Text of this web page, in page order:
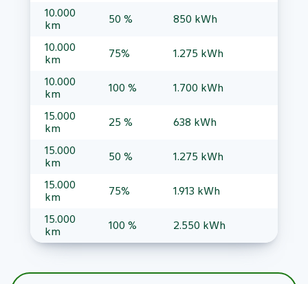
10.000
km
50 %
10.000
km
75%
10.000
km
100 %
15.000
km
25 %
15.000
km
50 %
15.000
km
75%
15.000
km
100 %